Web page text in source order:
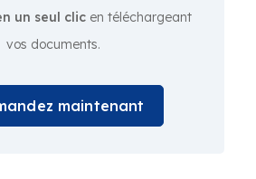
un seul clicen téléchargeant
vos documents.
maintenant